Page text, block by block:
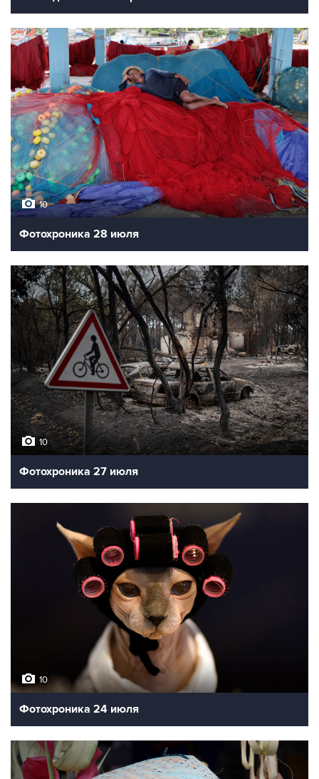
10
Фотохроника 28 июля
10
Фотохроника 27 июля
10
Фотохроника 24 июля